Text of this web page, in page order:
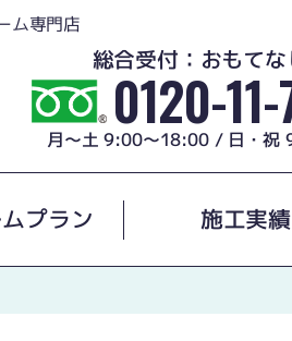
ム専門店
総合受付：おもてな
0120-
月～土 9:00～18:00 / 日・祝
プラン 施工実績